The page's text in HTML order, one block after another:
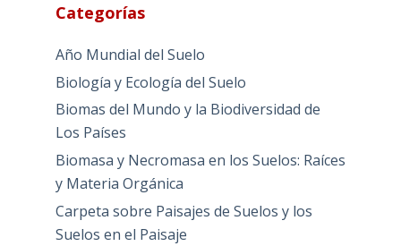
Categorías
Año Mundial del Suelo
Biología y Ecología del Suelo
Biomas del Mundo y la Biodiversidad de
Los Países
Biomasa y Necromasa en los Suelos: Raíces
y Materia Orgánica
Carpeta sobre Paisajes de Suelos y los
Suelos en el Paisaje